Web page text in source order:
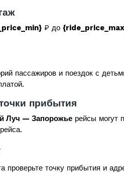
₽ до
пассажиров и поездок с
прибытия
Луч — Запорожье рейсы могут
проверьте точку прибытия и